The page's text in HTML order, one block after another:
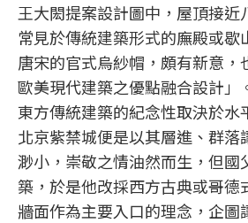
王大閎提案設計圖中，屋頂接近
常見於傳統建築形式的廡殿或歇
唐宋的官式烏紗帽，頗有新意，
歐美現代建築之優點融合設計」
東方傳統建築的紀念性取決於水
北京紫禁城便是以其層進、群落
渺小，崇敬之情油然而生，但國
築，於是他改採西方古典或哥德
牆面作為主要入口的理念，企圖